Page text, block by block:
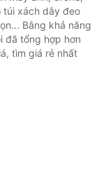
túi xách dây đeo
Bằng khả năng
đã tổng hợp hơn
tìm giá rẻ nhất